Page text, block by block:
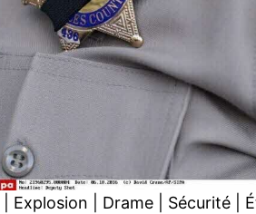
Explosion Drame Sécurité